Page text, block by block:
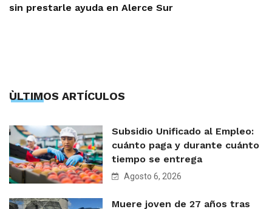
sin prestarle ayuda en Alerce Sur
ÙLTIMOS ARTÍCULOS
Subsidio Unificado al Empleo:
cuánto paga y durante cuánto
tiempo se entrega
Agosto 6, 2026
Muere joven de 27 años tras